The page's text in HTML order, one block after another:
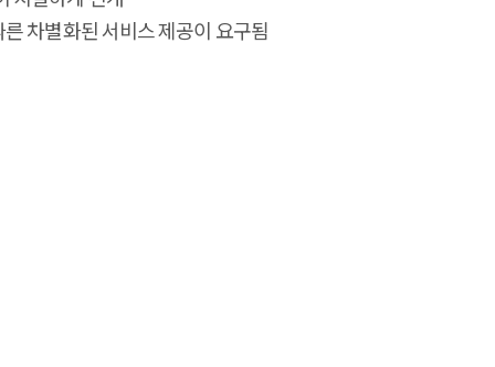
차별화된 서비스 제공이 요구됨